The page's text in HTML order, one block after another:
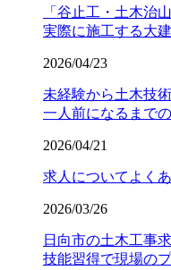
「谷止工・土木治
実際に施工する大
2026/04/23
未経験から土木技
一人前になるまで
2026/04/21
求人についてよく
2026/03/26
日向市の土木工事
技能習得で現場の